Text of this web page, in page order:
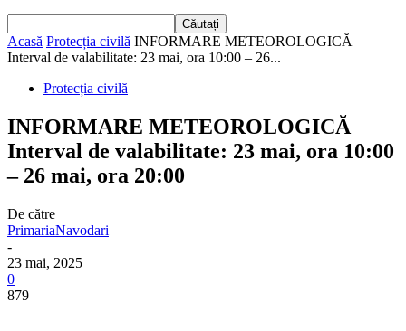
Acasă Protecția civilă INFORMARE METEOROLOGICĂ
Interval de valabilitate: 23 mai, ora 10:00 – 26...
Protecția civilă
INFORMARE METEOROLOGICĂ
Interval de valabilitate: 23 mai, ora 10:00
– 26 mai, ora 20:00
De către
PrimariaNavodari
-
23 mai, 2025
0
879